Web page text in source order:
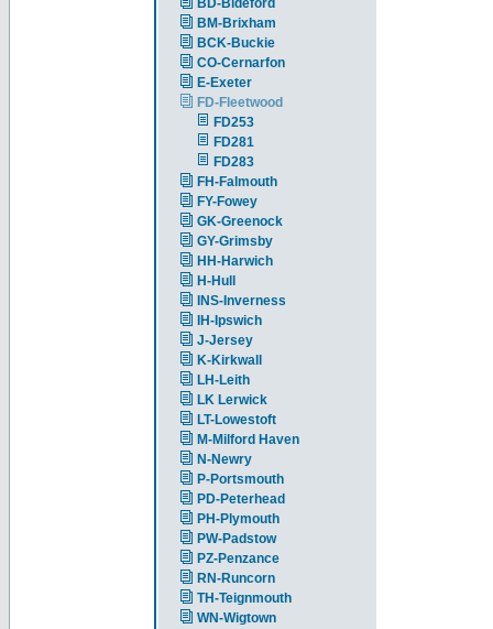
BD-Bideford
BM-Brixham
BCK-Buckie
CO-Cernarfon
E-Exeter
FD-Fleetwood
FD253
FD281
FD283
FH-Falmouth
FY-Fowey
GK-Greenock
GY-Grimsby
HH-Harwich
H-Hull
INS-Inverness
IH-Ipswich
J-Jersey
K-Kirkwall
LH-Leith
LK Lerwick
LT-Lowestoft
M-Milford Haven
N-Newry
P-Portsmouth
PD-Peterhead
PH-Plymouth
PW-Padstow
PZ-Penzance
RN-Runcorn
TH-Teignmouth
WN-Wigtown